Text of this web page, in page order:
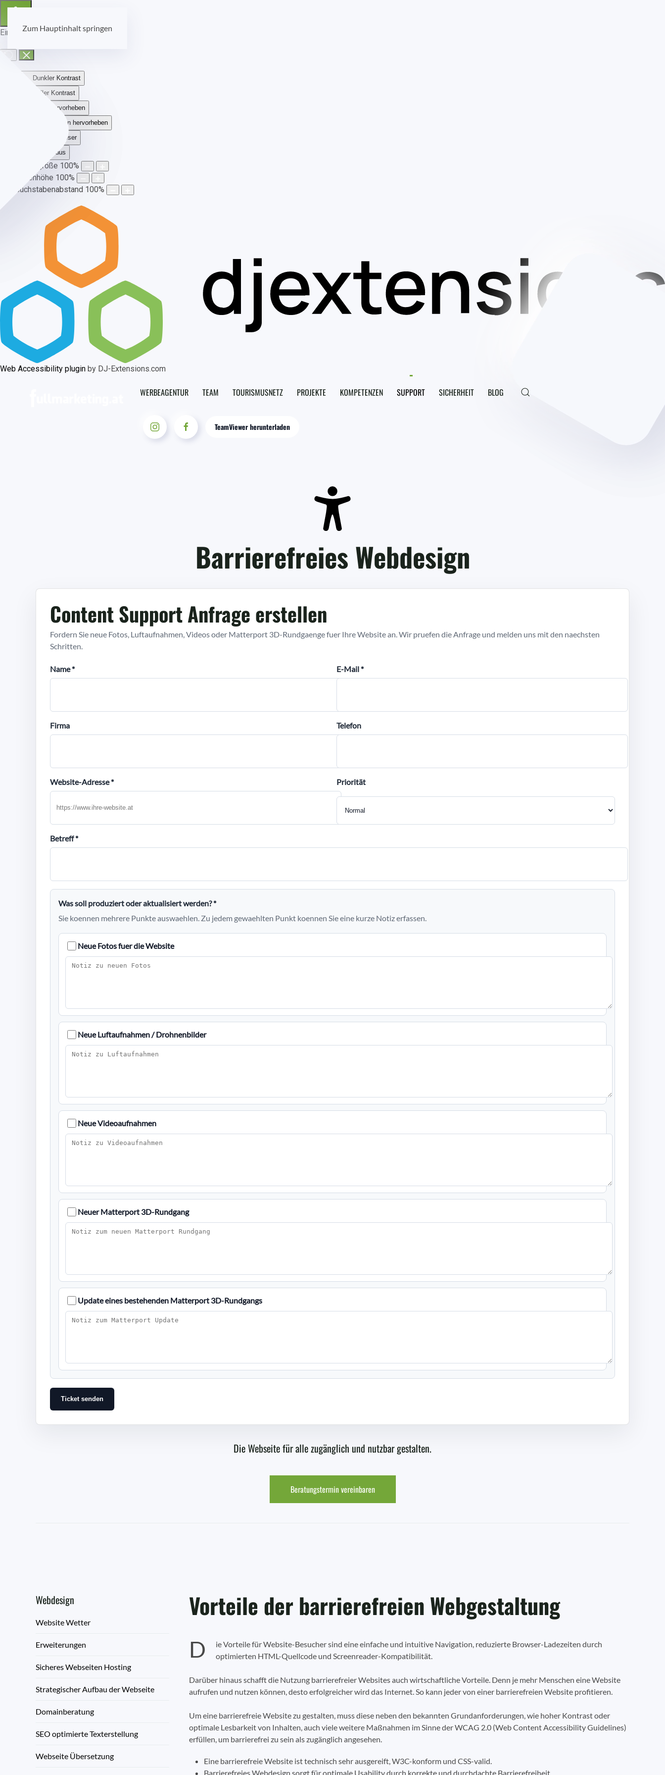
Eingabehilfen öffnen
Dunkler Kontrast
Heller Kontrast
Links hervorheben
Überschriften hervorheben
Bildschirmleser
Lesemodus
Schriftgröße 100%
Zeilenhöhe 100%
Buchstabenabstand 100%
Web Accessibility plugin by DJ-Extensions.com
Zum Hauptinhalt springen
WERBEAGENTUR TEAM TOURISMUSNETZ PROJEKTE KOMPETENZEN SUPPORT SICHERHEIT BLOG
TeamViewer herunterladen
Barrierefreies Webdesign
Content Support Anfrage erstellen
Fordern Sie neue Fotos, Luftaufnahmen, Videos oder Matterport 3D-Rundgaenge fuer Ihre Website an. Wir pruefen die Anfrage und melden uns mit den naechsten
Schritten.
Name * E-Mail *
Firma Telefon
Website-Adresse * Priorität
Betreff *
Was soll produziert oder aktualisiert werden? *
Sie koennen mehrere Punkte auswaehlen. Zu jedem gewaehlten Punkt koennen Sie eine kurze Notiz erfassen.
Neue Fotos fuer die Website
Neue Luftaufnahmen / Drohnenbilder
Neue Videoaufnahmen
Neuer Matterport 3D-Rundgang
Update eines bestehenden Matterport 3D-Rundgangs
Ticket senden
Die Webseite für alle zugänglich und nutzbar gestalten.
Beratungstermin vereinbaren
Vorteile der barrierefreien Webgestaltung
D
ie Vorteile für Website-Besucher sind eine einfache und intuitive Navigation, reduzierte Browser-Ladezeiten durch
optimierten HTML-Quellcode und Screenreader-Kompatibilität.
Darüber hinaus schafft die Nutzung barrierefreier Websites auch wirtschaftliche Vorteile. Denn je mehr Menschen eine Website
aufrufen und nutzen können, desto erfolgreicher wird das Internet. So kann jeder von einer barrierefreien Website profitieren.
Um eine barrierefreie Website zu gestalten, muss diese neben den bekannten Grundanforderungen, wie hoher Kontrast oder
optimale Lesbarkeit von Inhalten, auch viele weitere Maßnahmen im Sinne der WCAG 2.0 (Web Content Accessibility Guidelines)
erfüllen, um barrierefrei zu sein als zugänglich angesehen.
Eine barrierefreie Website ist technisch sehr ausgereift, W3C-konform und CSS-valid.
Barrierefreies Webdesign sorgt für optimale Usability durch korrekte und durchdachte Barrierefreiheit.
Webdesign
Website Wetter
Erweiterungen
Sicheres Webseiten Hosting
Strategischer Aufbau der Webseite
Domainberatung
SEO optimierte Texterstellung
Webseite Übersetzung